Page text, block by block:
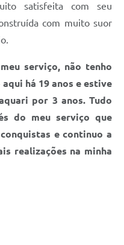
satisfeita com seu
com muito suor
serviço, não tenho
há 19 anos e estive
por 3 anos. Tudo
do meu serviço que
e continuo a
realizações na minha